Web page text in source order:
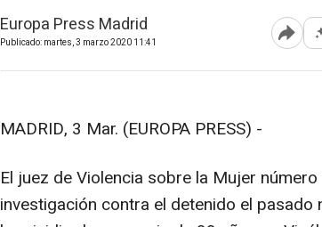
Europa Press Madrid
Publicado: martes, 3 marzo 2020 11:41
MADRID, 3 Mar. (EUROPA PRESS) -
El juez de Violencia sobre la Mujer
investigación contra el detenido el pasado